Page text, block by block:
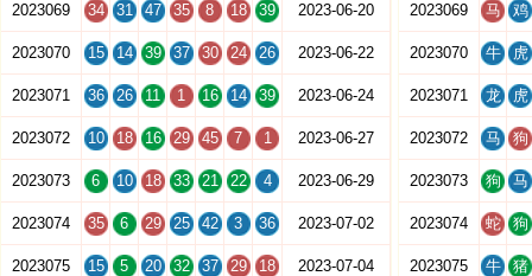
2023069 34 31 47 35 8 18 39 2023-06-20
2023070 15 14 39 37 30 24 26 2023-06-22
2023071 36 26 11 1 16 14 39 2023-06-24
2023072 10 18 16 29 45 7 1 2023-06-27
2023073 6 10 18 33 21 22 4 2023-06-29
2023074 35 6 29 25 42 3 36 2023-07-02
2023075 15 5 20 32 37 29 18 2023-07-04
2023069 马 鸡
2023070 牛 虎
2023071 龙 虎
2023072 马 狗
2023073 狗 马
2023074 蛇 狗
2023075 牛 猪